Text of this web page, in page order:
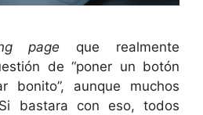
page que realmente
de “poner un botón
bonito”, aunque muchos
bastara con eso, todos